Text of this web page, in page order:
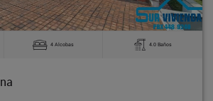
Arriendo
85 m2 3 Alcobas
Envigado, Escobero